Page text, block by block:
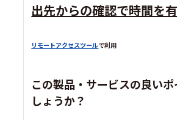
出先からの確認で時間を
リモートアクセスツールで利用
この製品・サービスの良い
しょうか？